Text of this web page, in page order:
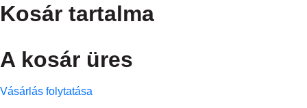
Kosár tartalma
A kosár üres
Vásárlás folytatása